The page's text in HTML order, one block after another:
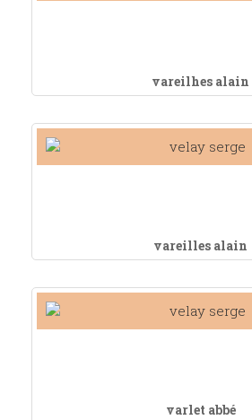
vareilhes alain
vareilles alain
varlet abbé